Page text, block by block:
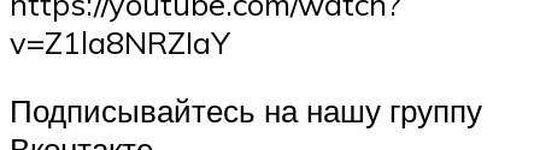
v=Z1la8NRZIaY
Подписывайтесь на нашу группу